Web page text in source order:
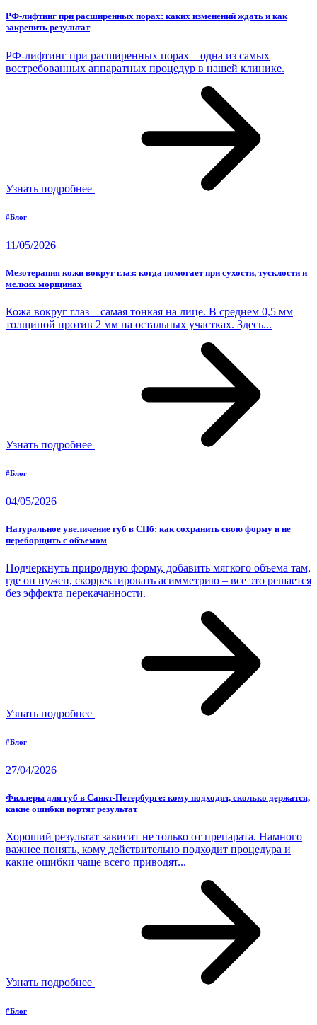
РФ-лифтинг при расширенных порах: каких изменений ждать и как
закрепить результат
РФ-лифтинг при расширенных порах – одна из самых
востребованных аппаратных процедур в нашей клинике.
Узнать подробнее
#Блог
11/05/2026
Мезотерапия кожи вокруг глаз: когда помогает при сухости, тусклости и
мелких морщинах
Кожа вокруг глаз – самая тонкая на лице. В среднем 0,5 мм
толщиной против 2 мм на остальных участках. Здесь...
Узнать подробнее
#Блог
04/05/2026
Натуральное увеличение губ в СПб: как сохранить свою форму и не
переборщить с объемом
Подчеркнуть природную форму, добавить мягкого объема там,
где он нужен, скорректировать асимметрию – все это решается
без эффекта перекачанности.
Узнать подробнее
#Блог
27/04/2026
Филлеры для губ в Санкт-Петербурге: кому подходят, сколько держатся,
какие ошибки портят результат
Хороший результат зависит не только от препарата. Намного
важнее понять, кому действительно подходит процедура и
какие ошибки чаще всего приводят...
Узнать подробнее
#Блог